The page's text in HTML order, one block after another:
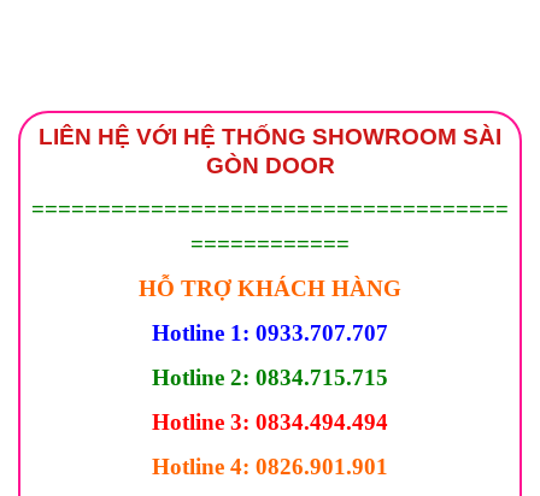
LIÊN HỆ VỚI HỆ THỐNG SHOWROOM SÀI
GÒN DOOR
====================================
============
HỖ TRỢ KHÁCH HÀNG
Hotline 1: 0933.707.707
Hotline 2: 0834.715.715
Hotline 3: 0834.494.494
Hotline 4: 0826.901.901